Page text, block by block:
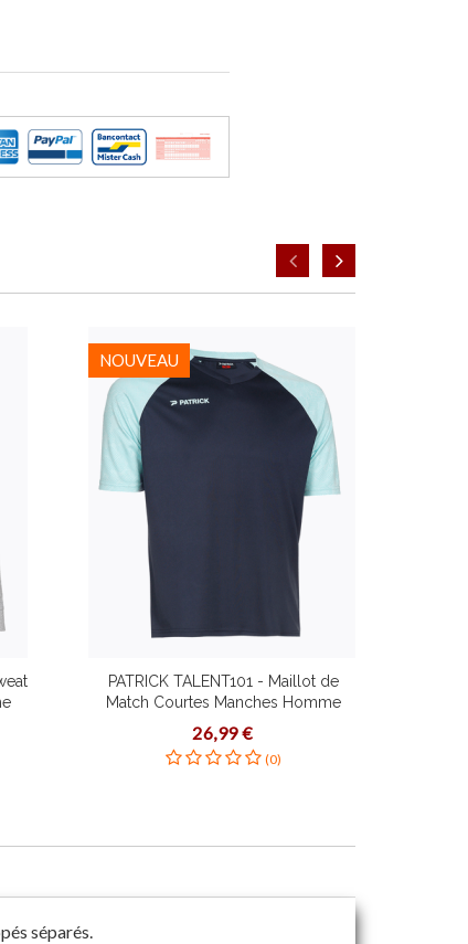
PATRICK TALENT101 - Maillot de
Match Courtes Manches Homme
Femme Enfant à Séchage Rapide
Plusieurs Couleurs Tailles Étirement
Dynamique Coupe Slim
26,99 €
NOUVEAU
(0)
séparés.